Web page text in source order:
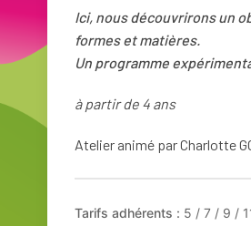
Ici, nous découvrirons un
formes et matières.
Un programme
à partir de 4 ans
Atelier animé par Charlotte
Tarifs adhérents : 5 / 7 / 9 /